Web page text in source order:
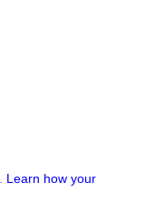
Learn how your